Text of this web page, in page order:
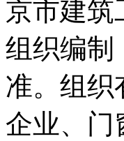
京市建筑
组织编制
准。组织
企业、门